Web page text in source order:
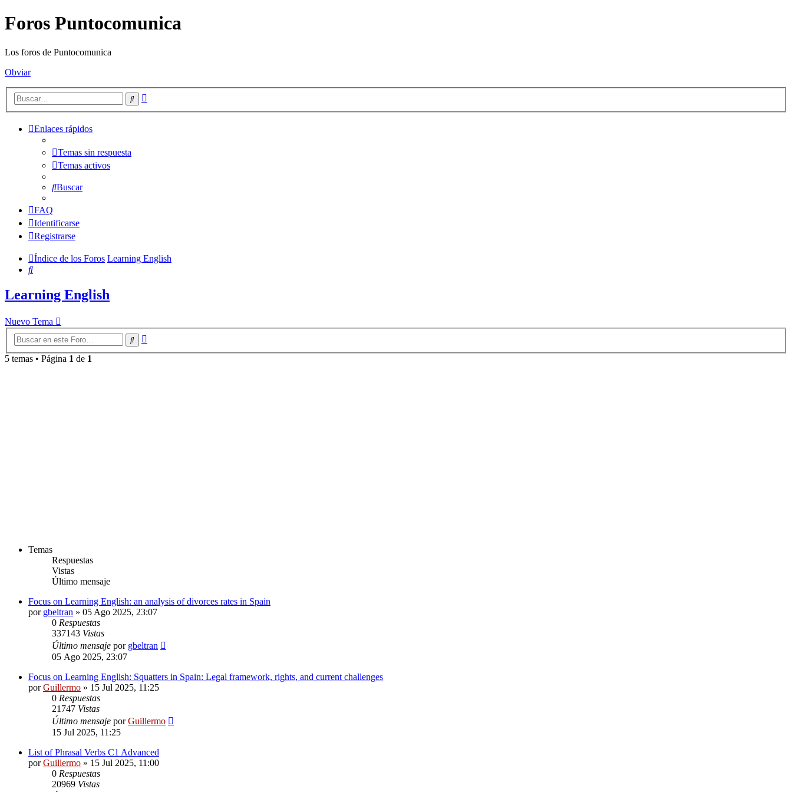
Foros Puntocomunica
Los foros de Puntocomunica
Obviar
Buscar
Enlaces rápidos
Temas sin respuesta
Temas activos
Buscar
FAQ
Identificarse
Registrarse
Índice de los Foros Learning English
Buscar
Learning English
Nuevo Tema
Buscar
5 temas • Página 1 de 1
Temas
Respuestas
Vistas
Último mensaje
Focus on Learning English: an analysis of divorces rates in Spain
por gbeltran » 05 Ago 2025, 23:07
0 Respuestas
337143 Vistas
Último mensaje por gbeltran
05 Ago 2025, 23:07
Focus on Learning English: Squatters in Spain: Legal framework, rights, and current challenges
porGuillermo » 15 Jul 2025, 11:25
0 Respuestas
21747 Vistas
Último mensaje porGuillermo
15 Jul 2025, 11:25
List of Phrasal Verbs C1 Advanced
porGuillermo » 15 Jul 2025, 11:00
0 Respuestas
20969 Vistas